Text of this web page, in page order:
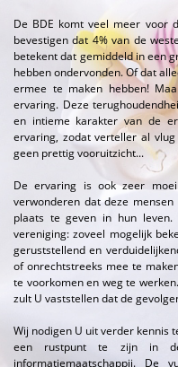
De BDE komt veel meer voor
bevestigen dat 4% van de
betekent dat gemiddeld in een
hebben ondervonden. Of dat
ermee te maken hebben!
ervaring. Deze
en intieme karakter van de
ervaring, zodat verteller al
geen prettig vooruitzicht...
De ervaring is ook zeer
verwonderen dat deze
plaats te geven in hun
vereniging: zoveel mogelijk
geruststellend en
of onrechtstreeks mee te
te voorkomen en weg te
zult U vaststellen dat de
Wij nodigen U uit verder kennis
een rustpunt te zijn in
informatiemaatschappij. De